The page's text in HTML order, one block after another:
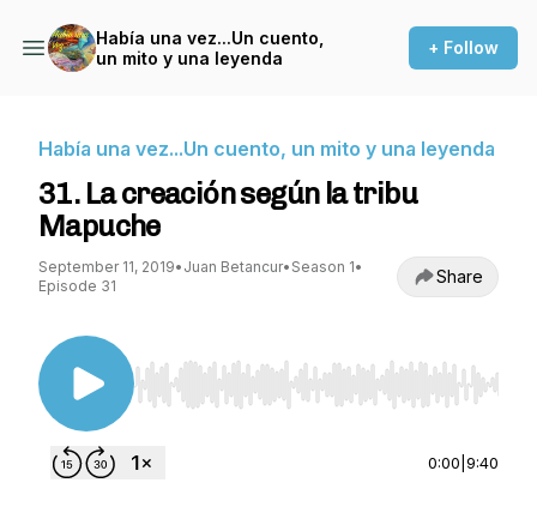
Había una vez...Un cuento,
un mito y una leyenda
+ Follow
Había una vez...Un cuento, un mito y una leyenda
31. La creación según la tribu
Mapuche
September 11, 2019• Juan Betancur• Season 1•
Episode 31
Share
Use Left/Right to seek, Home/End to jump to
0:00 9:40